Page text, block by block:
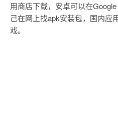
用商店下载，安卓可以在
己在网上找apk安装包，国内应
戏。